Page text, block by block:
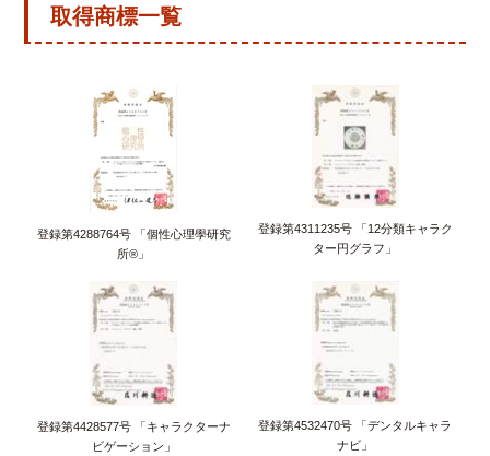
取得商標一覧
登録第4288764号 「個性心理學研究
所®」
登録第4311235号 「12分類キャラク
ター円グラフ」
登録第4428577号 「キャラクターナ
ビゲーション」
登録第4532470号 「デンタルキャラ
ナビ」